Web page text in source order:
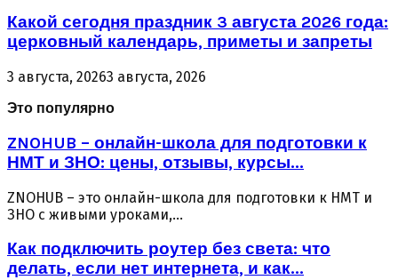
Какой сегодня праздник 3 августа 2026 года:
церковный календарь, приметы и запреты
3 августа, 20263 августа, 2026
Это популярно
ZNOHUB – онлайн-школа для подготовки к
НМТ и ЗНО: цены, отзывы, курсы...
ZNOHUB – это онлайн-школа для подготовки к НМТ и
ЗНО с живыми уроками,...
Как подключить роутер без света: что
делать, если нет интернета, и как...